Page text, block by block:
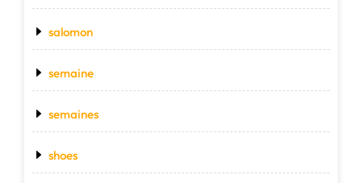
salomon
semaine
semaines
shoes